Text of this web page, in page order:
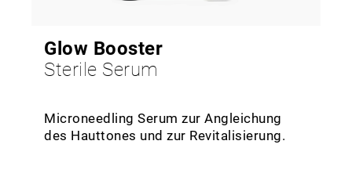
Glow Booster
Sterile Serum
Microneedling Serum zur Angleichung
des Hauttones und zur Revitalisierung.